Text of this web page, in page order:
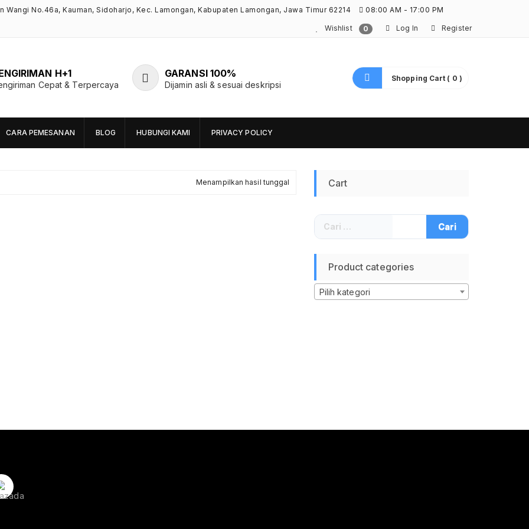
Wangi No.46a, Kauman, Sidoharjo, Kec. Lamongan, Kabupaten Lamongan, Jawa Timur 62214 08:00 AM - 17:00 PM
Wishlist 0 Log In Register
H+1
Cepat & Terpercaya
GARANSI 100%
Dijamin asli & sesuai deskripsi
Shopping Cart ( 0 )
CARA PEMESANAN BLOG HUBUNGI KAMI PRIVACY POLICY
Menampilkan hasil tunggal Cart
Cari
untuk:
Product categories
Pilih kategori